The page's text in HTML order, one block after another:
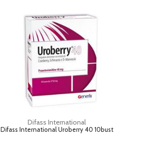
Difass International
Difass International Uroberry 40 10bust